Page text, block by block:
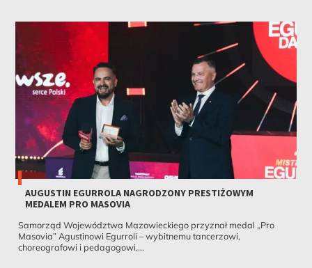
AUGUSTIN EGURROLA NAGRODZONY PRESTIŻOWYM
MEDALEM PRO MASOVIA
Samorząd Województwa Mazowieckiego przyznał medal „Pro
Masovia” Agustinowi Egurroli – wybitnemu tancerzowi,
choreografowi i pedagogowi,...